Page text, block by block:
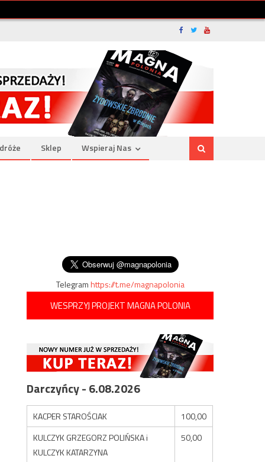
Sklep Wspieraj Nas
Telegramhttps://t.me/magnapolonia
WESPRZYJ PROJEKT MAGNA POLONIA
Darczyńcy - 6.08.2026
KACPER STAROŚCIAK
100,00
KULCZYK GRZEGORZ POLIŃSKA i
KULCZYK KATARZYNA
50,00